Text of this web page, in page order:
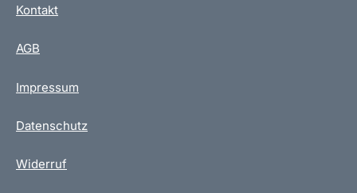
Kontakt
AGB
Impressum
Datenschutz
Widerruf